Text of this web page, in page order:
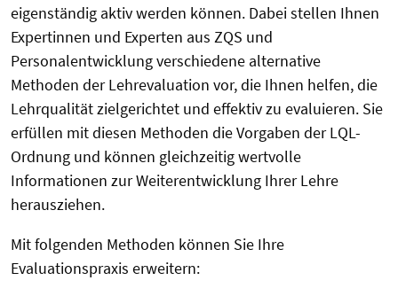
eigenständig aktiv werden können. Dabei stellen Ihnen
Expertinnen und Experten aus ZQS und
Personalentwicklung verschiedene alternative
Methoden der Lehrevaluation vor, die Ihnen helfen, die
Lehrqualität zielgerichtet und effektiv zu evaluieren. Sie
erfüllen mit diesen Methoden die Vorgaben der LQL-
Ordnung und können gleichzeitig wertvolle
Informationen zur Weiterentwicklung Ihrer Lehre
herausziehen.
Mit folgenden Methoden können Sie Ihre
Evaluationspraxis erweitern: